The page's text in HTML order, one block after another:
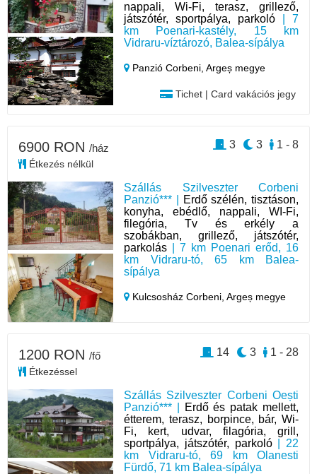
nappali, Wi-Fi, terasz, grillező,
játszótér, sportpálya, parkoló | 7
km Poenari-kastély, 15 km
Vidraru-víztározó, Balea-sípálya
Panzió Corbeni,Argeș megye
Tichet | Card vakációs jegy
Szállás Szilveszter Corbeni
Panzió*** |
Erdő szélén, tisztáson,
konyha, ebédlő, nappali, WI-Fi,
filegória, Tv és erkély a
szobákban, grillező, játszótér,
parkolás | 7 km Poenari erőd, 16
km Vidraru-tó, 65 km Balea-
sípálya
Kulcsosház Corbeni,Argeș megye
6900 RON /ház
Étkezés nélkül
1 - 8
3
3
Szállás Szilveszter Corbeni Oești
Panzió*** |
Erdő és patak mellett,
étterem, terasz, borpince, bár, Wi-
Fi, kert, udvar, filagória, grill,
sportpálya, játszótér, parkoló| 22
km Vidraru-tó, 69 km Olanesti
Fürdő, 71 km Balea-sípálya
1200 RON /fő
Étkezéssel
1 - 28
3
14